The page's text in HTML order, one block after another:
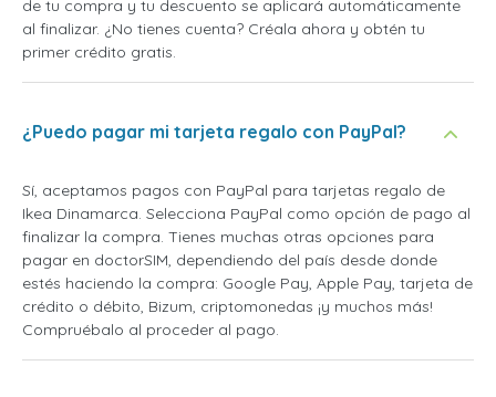
de tu compra y tu descuento se aplicará automáticamente
al finalizar. ¿No tienes cuenta? Créala ahora y obtén tu
primer crédito gratis.
¿Puedo pagar mi tarjeta regalo con PayPal?
Sí, aceptamos pagos con PayPal para tarjetas regalo de
Ikea Dinamarca. Selecciona PayPal como opción de pago al
finalizar la compra. Tienes muchas otras opciones para
pagar en doctorSIM, dependiendo del país desde donde
estés haciendo la compra: Google Pay, Apple Pay, tarjeta de
crédito o débito, Bizum, criptomonedas ¡y muchos más!
Compruébalo al proceder al pago.